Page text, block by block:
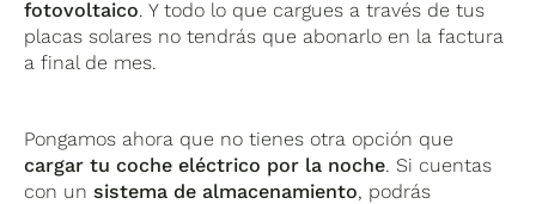
fotovoltaico. Y todo lo que cargues a través de tus
placas solares no tendrás que abonarlo en la factura
a final de mes.
Pongamos ahora que no tienes otra opción que
cargar tu coche eléctrico por la noche. Si cuentas
con unsistema de almacenamiento, podrás